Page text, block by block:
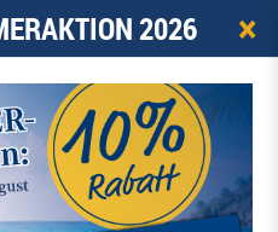
0ARTIKEL -0,00 €
☰
2026 ×